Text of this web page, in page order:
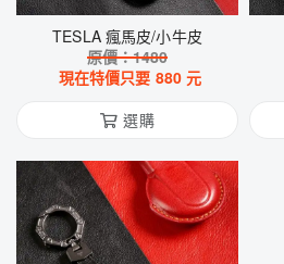
TESLA 瘋馬皮/小牛皮
原價：1480
現在特價只要 880 元
選購